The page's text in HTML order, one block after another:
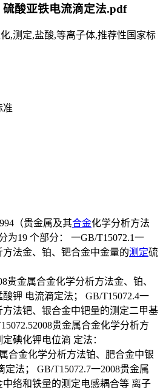
酸亚铁电流滴定法.pdf
准
（贵金属及其合金化学分析方法
为19 个部分： 一GB/T15072.1一
法金、铂、钯合金中金量的测定硫
贵金属合金化学分析方法金、铂、
钾 电流滴定法； GB/T15072.4一
方法钯、银合金中钯量的测定二甲基
贵金属合金化学分析方
碘化钾电位滴 定法：
合金化学分析方法铂、肥合金中银
法； GB/T15072.7一2008贵金属
络和铁量的测定电感耦合等 离子